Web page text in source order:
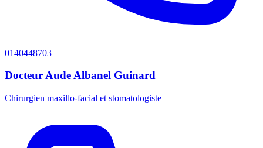
0140448703
Docteur Aude Albanel Guinard
Chirurgien maxillo-facial et stomatologiste